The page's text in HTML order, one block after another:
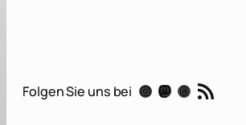
e
Folgen Sie uns bei Instagram Mastodon Threads RSS-Feed